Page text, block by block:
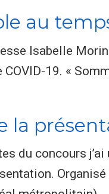
au
Isabelle
COVID-19. «
la
du concours j’ai